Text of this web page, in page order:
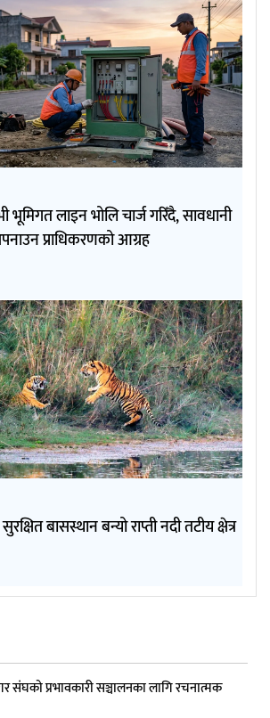
भूमिगत लाइन भोलि चार्ज गरिँदै, सावधानी
प्राधिकरणको आग्रह
बासस्थान बन्यो राप्ती नदी तटीय क्षेत्र
संघको प्रभावकारी सञ्चालनका लागि रचनात्मक